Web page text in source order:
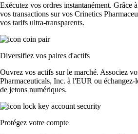
Exécutez vos ordres instantanément. Grâce
vos transactions sur vos Crinetics
vos tarifs ultra-transparents.
Diversifiez vos paires d'actifs
Ouvrez vos actifs sur le marché. Associez
Pharmaceuticals, Inc. à l'EUR ou
de jetons numériques.
Protégez votre compte